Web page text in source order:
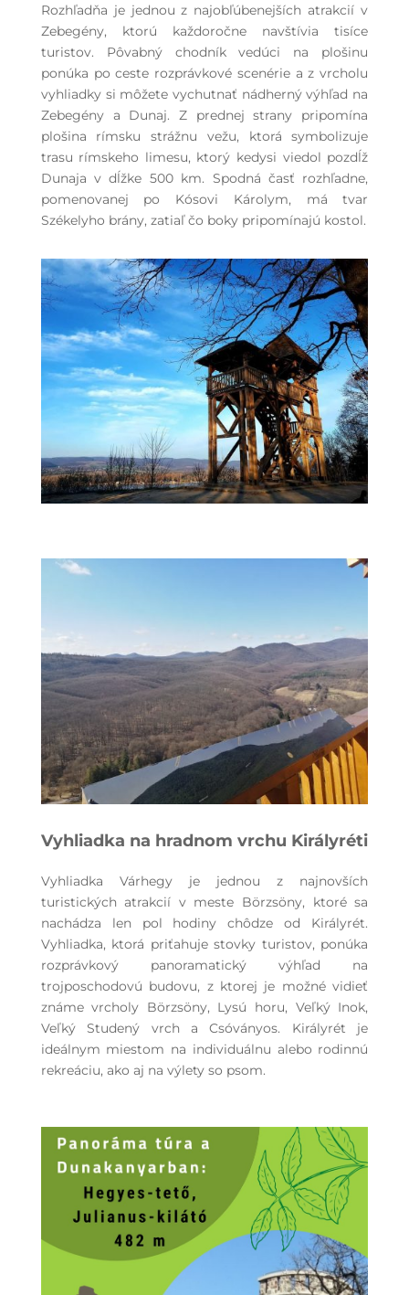
Rozhľadňa je jednou z najobľúbenejších atrakcií v
Zebegény, ktorú každoročne navštívia tisíce
turistov. Pôvabný chodník vedúci na plošinu
ponúka po ceste rozprávkové scenérie a z vrcholu
vyhliadky si môžete vychutnať nádherný výhľad na
Zebegény a Dunaj. Z prednej strany pripomína
plošina rímsku strážnu vežu, ktorá symbolizuje
trasu rímskeho limesu, ktorý kedysi viedol pozdĺž
Dunaja v dĺžke 500 km. Spodná časť rozhľadne,
pomenovanej po Kósovi Károlym, má tvar
Székelyho brány, zatiaľ čo boky pripomínajú kostol.
Vyhliadka na hradnom vrchu Királyréti
Vyhliadka Várhegy je jednou z najnovších
turistických atrakcií v meste Börzsöny, ktoré sa
nachádza len pol hodiny chôdze od Királyrét.
Vyhliadka, ktorá priťahuje stovky turistov, ponúka
rozprávkový panoramatický výhľad na
trojposchodovú budovu, z ktorej je možné vidieť
známe vrcholy Börzsöny, Lysú horu, Veľký Inok,
Veľký Studený vrch a Csóványos. Királyrét je
ideálnym miestom na individuálnu alebo rodinnú
rekreáciu, ako aj na výlety so psom.